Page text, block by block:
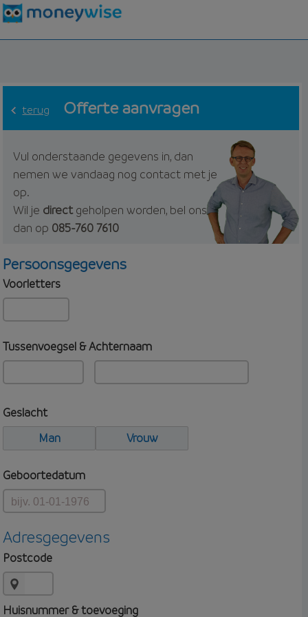
terug Offerte aanvragen
Vul onderstaande gegevens in, dan
nemen we vandaag nog contact met je
op.
Wil je directgeholpen worden, bel ons
dan op 085-760 7610
Persoonsgegevens
Voorletters
Tussenvoegsel & Achternaam
Geslacht
Man
Vrouw
Geboortedatum
Adresgegevens
Postcode
Huisnummer & toevoeging